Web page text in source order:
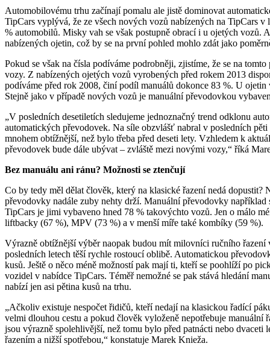
Automobilovému trhu začínají pomalu ale jistě dominovat
TipCars vyplývá, že ze všech nových vozů nabízených na TipCars
% automobilů. Misky vah se však postupně obrací i u ojetých vozů.
nabízených ojetin, což by se na první pohled mohlo zdát jako
Pokud se však na čísla podíváme podrobněji, zjistíme, že se na
vozy. Z nabízených ojetých vozů vyrobených před rokem 2013
podíváme před rok 2008, činí podíl manuálů dokonce 83 %. U
Stejně jako v případě nových vozů je manuální převodovkou
„V posledních desetiletích sledujeme jednoznačný trend odklonu
automatických převodovek. Na síle obzvlášť nabral v posledních
mnohem obtížnější, než bylo třeba před deseti lety. Vzhledem k
převodovek bude dále ubývat – zvláště mezi novými vozy,“ říká
Bez manuálu ani ránu? Možnosti se ztenčují
Co by tedy měl dělat člověk, který na klasické řazení nedá dopustit?
převodovky nadále zuby nehty drží. Manuální převodovky
TipCars je jimi vybaveno hned 78 % takovýchto vozů. Jen o málo
liftbacky (67 %), MPV (73 %) a v menší míře také kombíky (59 %).
Výrazně obtížnější výběr naopak budou mít milovníci ručního
posledních letech těší rychle rostoucí oblibě. Automatickou
kusů. Ještě o něco méně možností pak mají ti, kteří se poohlíží po
vozidel v nabídce TipCars. Téměř nemožné se pak stává hledání
nabízí jen asi pětina kusů na trhu.
„Ačkoliv existuje nespočet řidičů, kteří nedají na klasickou řadící
velmi dlouhou cestu a pokud člověk vyloženě nepotřebuje manuální
jsou výrazně spolehlivější, než tomu bylo před patnácti nebo
řazením a nižší spotřebou,“ konstatuje Marek Knieža.